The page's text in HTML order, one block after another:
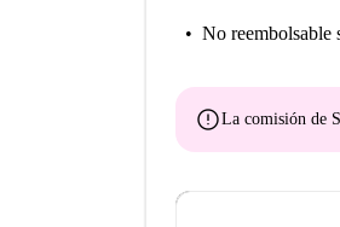
No reembolsable
errorLa comisión de